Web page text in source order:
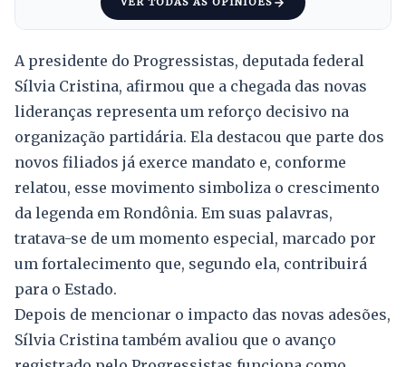
A presidente do Progressistas, deputada federal
Sílvia Cristina, afirmou que a chegada das novas
lideranças representa um reforço decisivo na
organização partidária. Ela destacou que parte dos
novos filiados já exerce mandato e, conforme
relatou, esse movimento simboliza o crescimento
da legenda em Rondônia. Em suas palavras,
tratava-se de um momento especial, marcado por
um fortalecimento que, segundo ela, contribuirá
para o Estado.
Depois de mencionar o impacto das novas adesões,
Sílvia Cristina também avaliou que o avanço